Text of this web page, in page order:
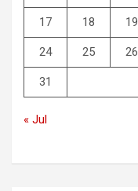
17 18 19
24 25 26
31
« Jul